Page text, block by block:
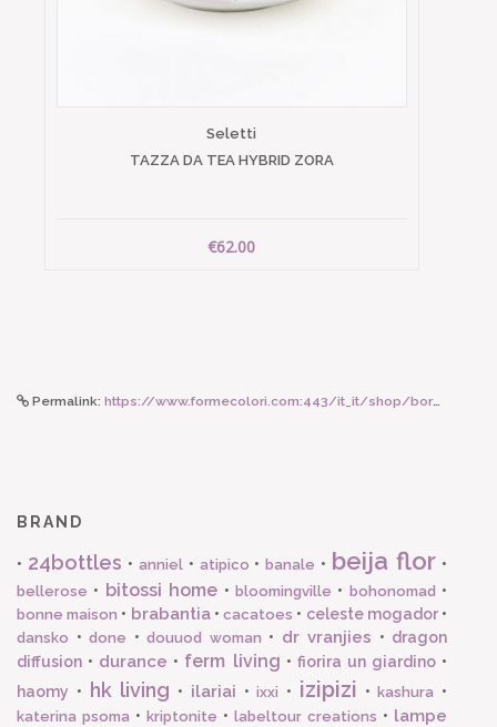
Seletti
TAZZA DA TEA HYBRID ZORA
€62.00
Permalink: https://www.formecolori.com:443/it_it/shop/borse_e_zaini/tracolle/susan_bijl_tracolla_powder_per_borsa_susan_bijl/5260
BRAND
• 24bottles • anniel• atipico •banale • beija flor •
bellerose • bitossi home • bloomingville • bohonomad •
bonne maison • brabantia•cacatoes • celeste mogador•
dansko • done • douuod woman • dr vranjies • dragon
diffusion • durance • ferm living • fiorira un giardino•
haomy • hk living • ilariai •ixxi • izipizi •kashura •
katerina psoma • kriptonite • labeltour creations • lampe